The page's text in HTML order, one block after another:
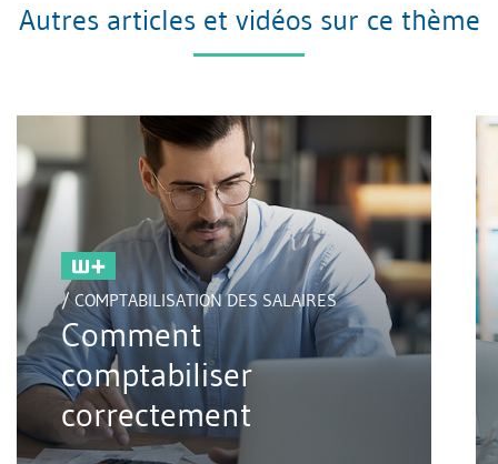
Autres articles et vidéos sur ce thème
/ COMPTABILISATION DES SALAIRES
Comment
comptabiliser
correctement